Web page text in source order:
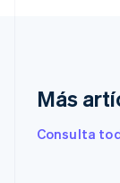
Más
Consulta
English
English